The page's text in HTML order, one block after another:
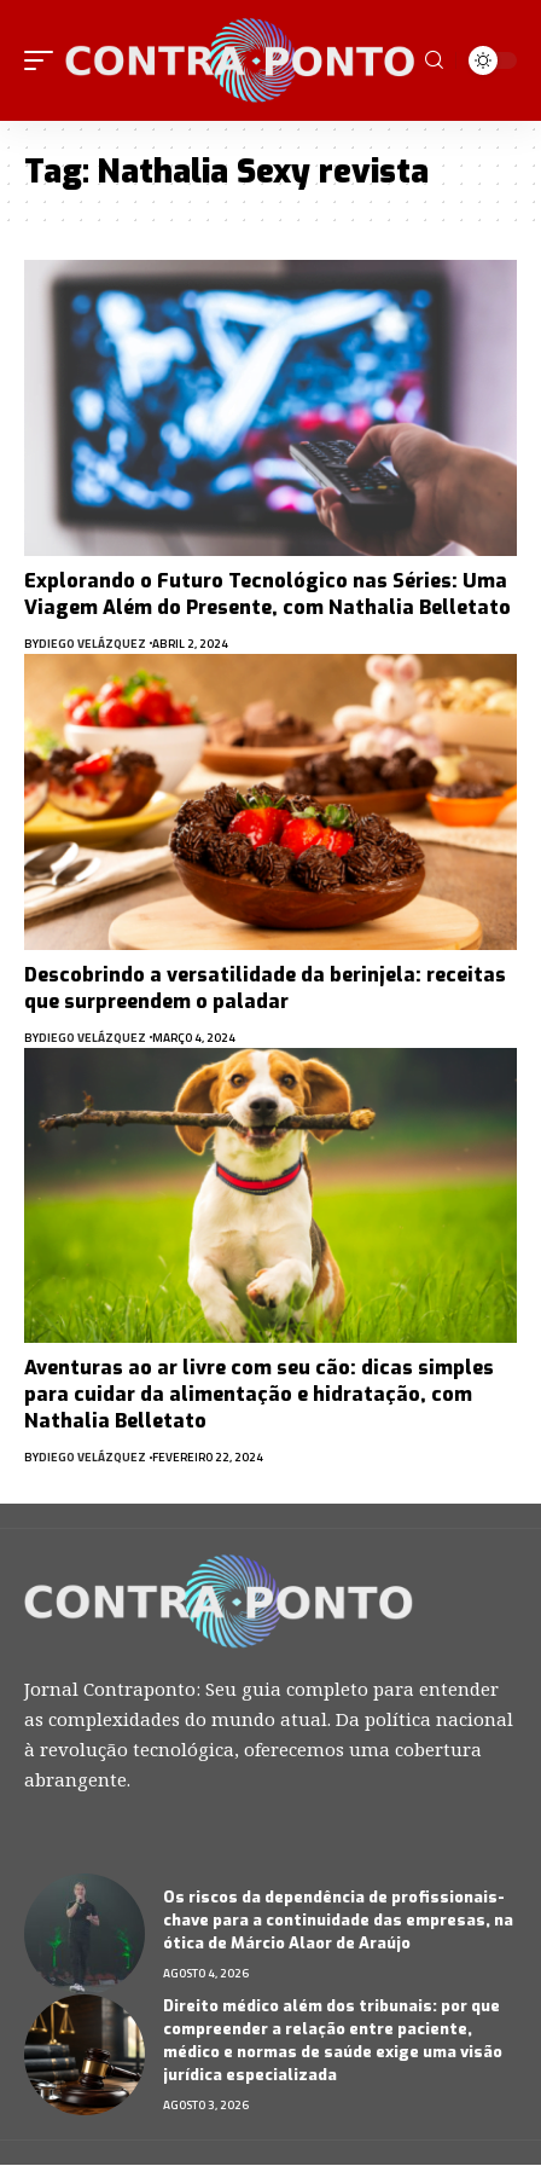
Tag: Nathalia Sexy revista
Explorando o Futuro Tecnológico nas Séries: Uma
Viagem Além do Presente, com Nathalia Belletato
BYDIEGO VELÁZQUEZ ABRIL 2, 2024
Descobrindo a versatilidade da berinjela: receitas
que surpreendem o paladar
BYDIEGO VELÁZQUEZ MARÇO 4, 2024
Aventuras ao ar livre com seu cão: dicas simples
para cuidar da alimentação e hidratação, com
Nathalia Belletato
BYDIEGO VELÁZQUEZ FEVEREIRO 22, 2024
Jornal Contraponto: Seu guia completo para entender
as complexidades do mundo atual. Da política nacional
à revolução tecnológica, oferecemos uma cobertura
abrangente.
Os riscos da dependência de profissionais-
chave para a continuidade das empresas, na
ótica de Márcio Alaor de Araújo
AGOSTO 4, 2026
Direito médico além dos tribunais: por que
compreender a relação entre paciente,
médico e normas de saúde exige uma visão
jurídica especializada
AGOSTO 3, 2026